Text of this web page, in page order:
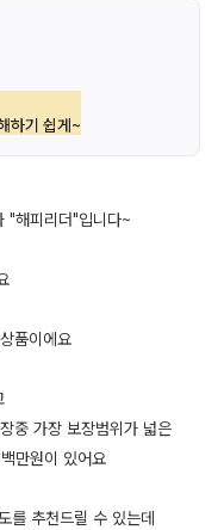
하기 쉽게~
"해피리더"입니다~
품이에요
중 가장 보장범위가 넓은
만원이 있어요
를 추천드릴 수 있는데